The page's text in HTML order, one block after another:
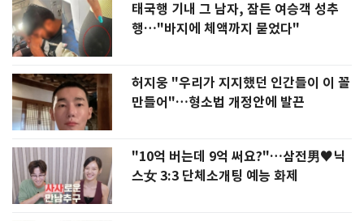
태국행 기내 그 남자, 잠든 여승객 성추
행…"바지에 체액까지 묻었다"
허지웅 "우리가 지지했던 인간들이 이 꼴
만들어"…형소법 개정안에 발끈
"10억 버는데 9억 써요?"…삼전男♥닉
스女 3:3 단체소개팅 예능 화제